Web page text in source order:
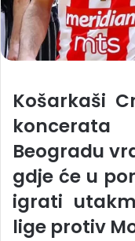
Košarkaši
Beogradu
gdje će u
igrati
lige protiv